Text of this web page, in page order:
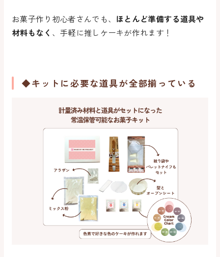
お菓子作り初心者さんでも、 ほとんど準備する道具や
材料もなく 、手軽に推しケーキが作れます！
◆キットに必要な道具が全部揃っている